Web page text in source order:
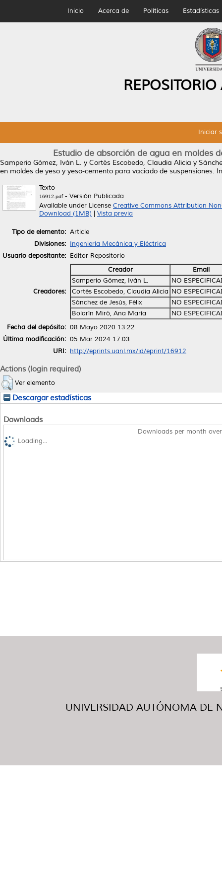
Inicio Acerca de Políticas Estadísticas
Iniciar
Estudio de absorción de agua en moldes
Samperio Gómez, Iván L. y Cortés Escobedo, Claudia Alicia y
en moldes de yeso y yeso-cemento para vaciado de suspensiones.
Texto
16912.pdf- Versión Publicada
Available under License Creative Commons Attribution
Download (1MB)
Vista previa
Tipo de elemento: Article
Divisiones: Ingeniería Mecánica y Eléctrica
Usuario depositante: Editor Repositorio
Creadores:
Creador
Email
Samperio Gómez, Iván L.
NO
Cortés Escobedo, Claudia Alicia NO
Sánchez de Jesús, Félix
NO
Bolarín Miró, Ana María
NO
Fecha del depósito: 08 Mayo 2020 13:22
Última modificación: 05 Mar 2024 17:03
URI: http://eprints.uanl.mx/id/eprint/16912
Actions (login required)
Ver elemento
Descargar estadísticas
Downloads
Downloads per month
Loading...
UNIVERSIDAD AUTÓNOMA DE